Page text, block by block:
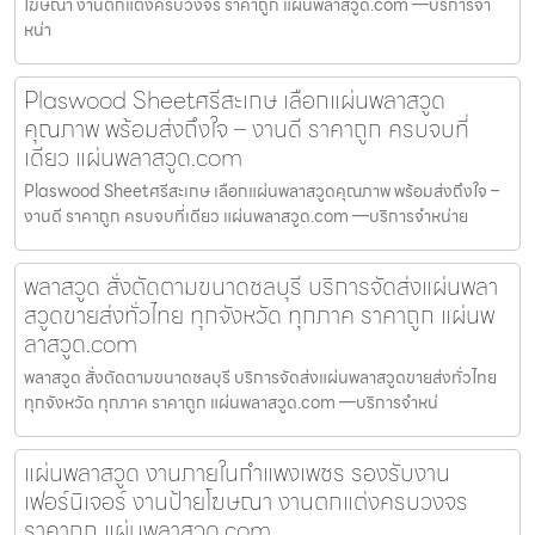
หน่า
Plaswood Sheetศรีสะเกษ เลือกแผ่นพลาสวูด
คุณภาพ พร้อมส่งถึงใจ – งานดี ราคาถูก ครบจบที่
เดียว แผ่นพลาสวูด.com
Plaswood Sheetศรีสะเกษ เลือกแผ่นพลาสวูดคุณภาพ พร้อมส่งถึงใจ –
งานดี ราคาถูก ครบจบที่เดียว แผ่นพลาสวูด.com —บริการจำหน่าย
พลาสวูด สั่งตัดตามขนาดชลบุรี บริการจัดส่งแผ่นพลา
สวูดขายส่งทั่วไทย ทุกจังหวัด ทุกภาค ราคาถูก แผ่นพ
ลาสวูด.com
พลาสวูด สั่งตัดตามขนาดชลบุรี บริการจัดส่งแผ่นพลาสวูดขายส่งทั่วไทย
ทุกจังหวัด ทุกภาค ราคาถูก แผ่นพลาสวูด.com —บริการจำหน่
แผ่นพลาสวูด งานภายในกำแพงเพชร รองรับงาน
เฟอร์นิเจอร์ งานป้ายโฆษณา งานตกแต่งครบวงจร